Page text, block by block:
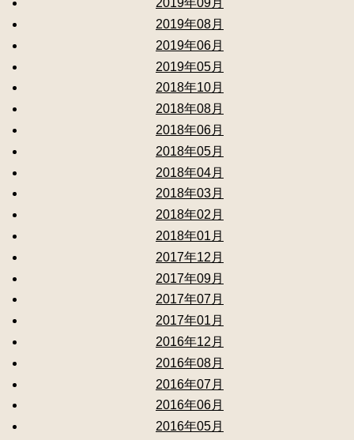
2019年09月
2019年08月
2019年06月
2019年05月
2018年10月
2018年08月
2018年06月
2018年05月
2018年04月
2018年03月
2018年02月
2018年01月
2017年12月
2017年09月
2017年07月
2017年01月
2016年12月
2016年08月
2016年07月
2016年06月
2016年05月